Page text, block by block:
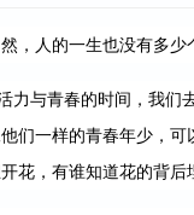
，人的一生也没有多
力与青春的时间，我们
们一样的青春年少，
花，有谁知道花的背